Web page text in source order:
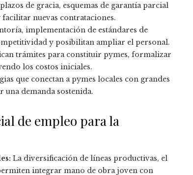
de gracia, esquemas de garantía parcial
nuevas contrataciones.
implementación de estándares de
y posibilitan ampliar el personal.
trámites para constituir pymes, formalizar
los costos iniciales.
que conectan a pymes locales con grandes
una demanda sostenida.
de empleo para la
La diversificación de líneas productivas, el
integrar mano de obra joven con